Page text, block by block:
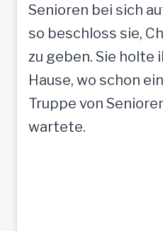
Senioren bei sich
so beschloss sie,
zu geben. Sie holte
Hause, wo schon
Truppe von
wartete.